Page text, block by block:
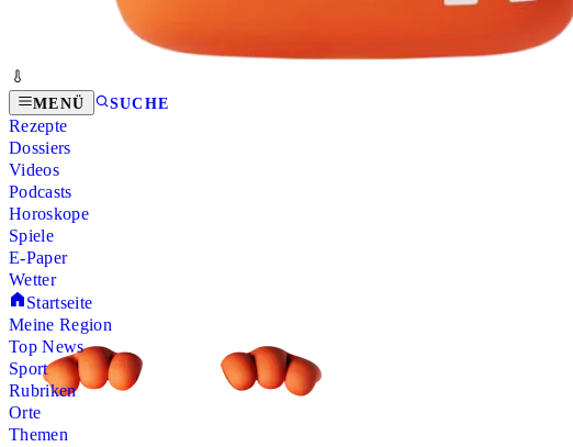
MENÜ SUCHE
Rezepte
Dossiers
Videos
Podcasts
Horoskope
Spiele
E-Paper
Wetter
Startseite
Meine Region
Top News
Sport
Rubriken
Orte
Themen